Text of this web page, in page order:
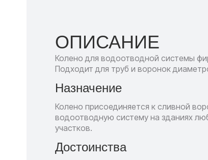
ОПИСАНИЕ
Колено для водоотводной системы
Подходит для труб и воронок
Назначение
Колено присоединяется к сливной
водоотводную систему на зданиях
участков.
Достоинства